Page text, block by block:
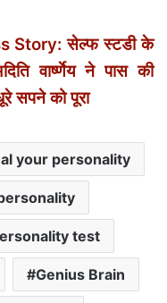
Story: सेल्फ स्टडी के
वार्ष्णेय ने पास की
सपने को पूरा
your personality
test
Genius Brain